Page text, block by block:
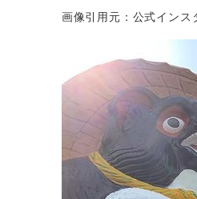
画像引用元：公式インス